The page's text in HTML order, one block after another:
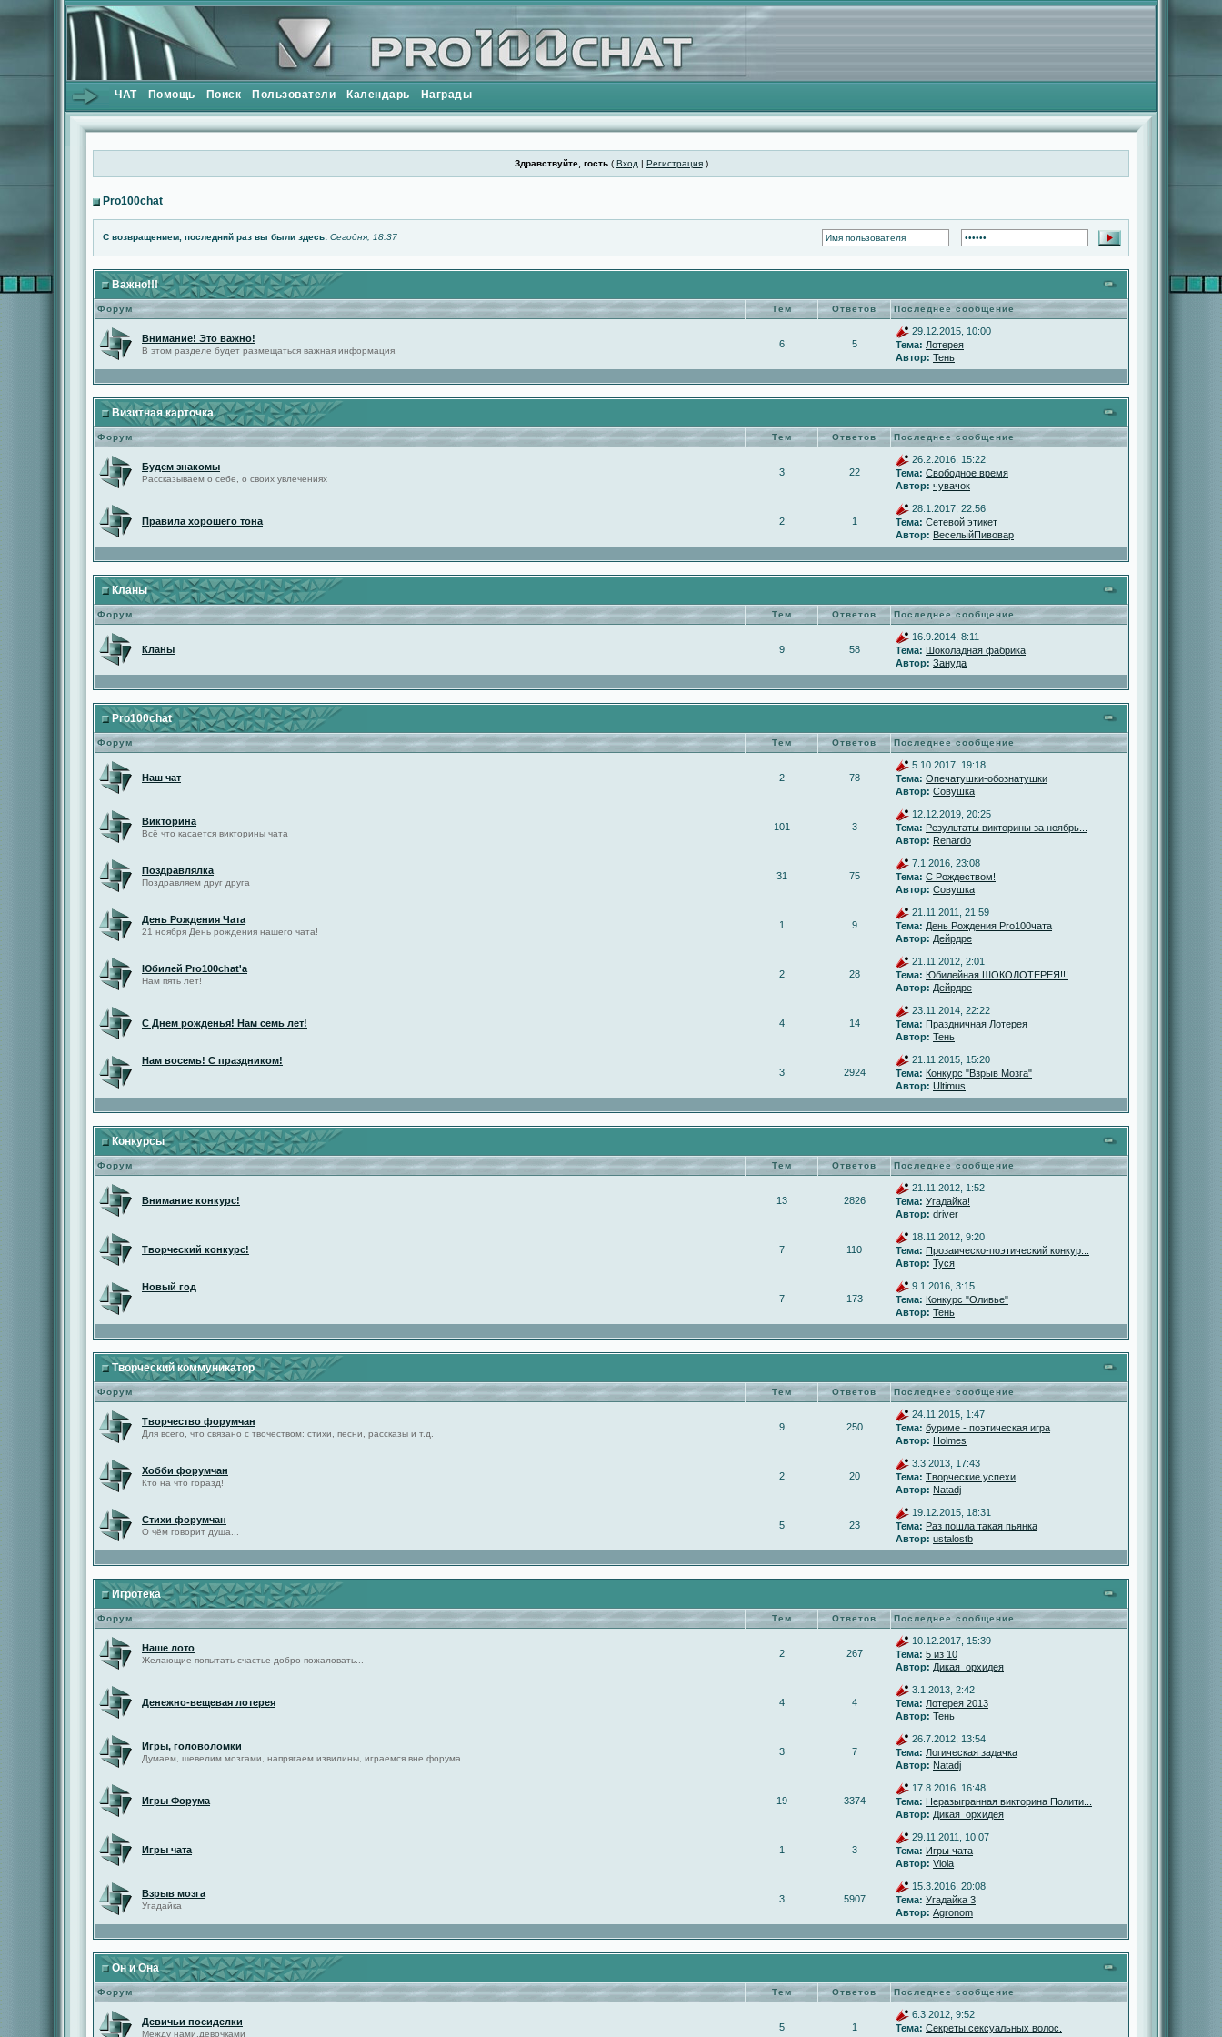
ЧАТ Помощь Поиск Пользователи Календарь Награды
Здравствуйте, гость( Вход | Регистрация)
Pro100chat
С возвращением, последний раз вы были здесь: Сегодня, 18:37
Важно!!!
Форум Тем Ответов Последнее сообщение
Внимание! Это важно!
В этом разделе будет размещаться важная информация.
6 5
29.12.2015, 10:00
Тема: Лотерея
Автор: Тень
Визитная карточка
Форум Тем Ответов Последнее сообщение
Будем знакомы
Рассказываем о себе, о своих увлечениях
3 22
26.2.2016, 15:22
Тема: Свободное время
Автор: чувачок
Правила хорошего тона 2 1
28.1.2017, 22:56
Тема: Сетевой этикет
Автор: ВеселыйПивовар
Кланы
Форум Тем Ответов Последнее сообщение
Кланы 9 58
16.9.2014, 8:11
Тема: Шоколадная фабрика
Автор: Зануда
Pro100chat
Форум Тем Ответов Последнее сообщение
Наш чат 2 78
5.10.2017, 19:18
Тема: Опечатушки-обознатушки
Автор: Совушка
Викторина
Всё что касается викторины чата
101 3
12.12.2019, 20:25
Тема: Результаты викторины за ноябрь...
Автор: Renardo
Поздравлялка
Поздравляем друг друга
31 75
7.1.2016, 23:08
Тема: С Рождеством!
Автор: Совушка
День Рождения Чата
21 ноября День рождения нашего чата!
1 9
21.11.2011, 21:59
Тема: День Рождения Pro100чата
Автор: Дейрдре
Юбилей Pro100chat'а
Нам пять лет!
2 28
21.11.2012, 2:01
Тема: Юбилейная ШОКОЛОТЕРЕЯ!!!
Автор: Дейрдре
С Днем рожденья! Нам семь лет! 4 14
23.11.2014, 22:22
Тема: Праздничная Лотерея
Автор: Тень
Нам восемь! С праздником!
3
2924
21.11.2015, 15:20
Тема: Конкурс "Взрыв Мозга"
Автор: Ultimus
Конкурсы
Форум Тем Ответов Последнее сообщение
Внимание конкурс! 13 2826
21.11.2012, 1:52
Тема: Угадайка!
Автор: driver
Творческий конкурс! 7 110
18.11.2012, 9:20
Тема: Прозаическо-поэтический конкур...
Автор: Туся
Новый год
7
173
9.1.2016, 3:15
Тема: Конкурс "Оливье"
Автор: Тень
Творческий коммуникатор
Форум Тем Ответов Последнее сообщение
Творчество форумчан
Для всего, что связано с твочеством: стихи, песни, рассказы и т.д.
9 250
24.11.2015, 1:47
Тема: буриме - поэтическая игра
Автор: Holmes
Хобби форумчан
Кто на что горазд!
2 20
3.3.2013, 17:43
Тема: Творческие успехи
Автор: Natadj
Стихи форумчан
О чём говорит душа...
5 23
19.12.2015, 18:31
Тема: Раз пошла такая пьянка
Автор: ustalostb
Игротека
Форум Тем Ответов Последнее сообщение
Наше лото
Желающие попытать счастье добро пожаловать...
2 267
10.12.2017, 15:39
Тема: 5 из 10
Автор: Дикая_орхидея
Денежно-вещевая лотерея 4 4
3.1.2013, 2:42
Тема: Лотерея 2013
Автор: Тень
Игры, головоломки
Думаем, шевелим мозгами, напрягаем извилины, играемся вне форума
3 7
26.7.2012, 13:54
Тема: Логическая задачка
Автор: Natadj
Игры Форума 19 3374
17.8.2016, 16:48
Тема: Неразыгранная викторина Полити...
Автор: Дикая_орхидея
Игры чата 1 3
29.11.2011, 10:07
Тема: Игры чата
Автор: Viola
Взрыв мозга
Угадайка
3 5907
15.3.2016, 20:08
Тема: Угадайка 3
Автор: Agronom
Он и Она
Форум Тем Ответов Последнее сообщение
Девичьи посиделки
Между нами,девочками
5 1
6.3.2012, 9:52
Тема: Секреты сексуальных волос.